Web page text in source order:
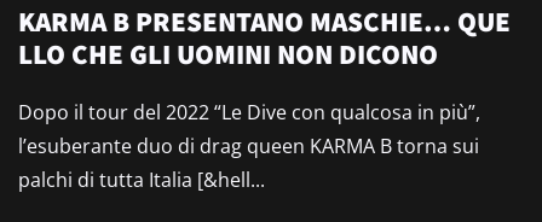
KARMA B PRESENTANO MASCHIE… QUE
LLO CHE GLI UOMINI NON DICONO
Dopo il tour del 2022 “Le Dive con qualcosa in più”,
l’esuberante duo di drag queen KARMA B torna sui
palchi di tutta Italia [&hell...